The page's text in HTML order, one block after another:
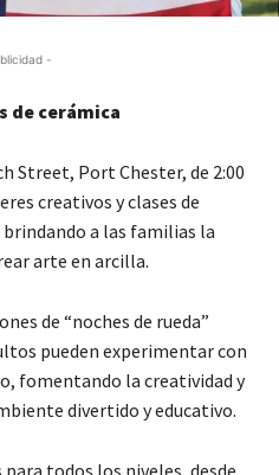
-
de cerámica
Street, Port Chester, de 2:00
creativos y clases de
a las familias la
arte en arcilla.
de “noches de rueda”
pueden experimentar con
fomentando la creatividad y
divertido y educativo.
todos los niveles, desde